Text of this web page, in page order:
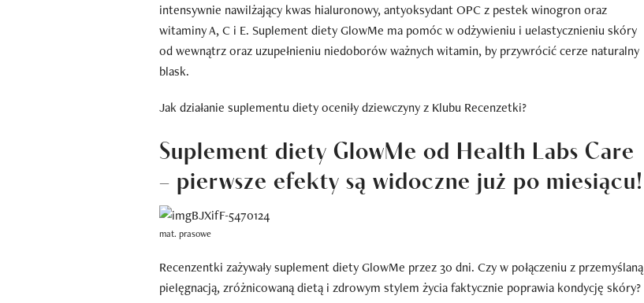
intensywnie nawilżający kwas hialuronowy, antyoksydant OPC z pestek winogron oraz
witaminy A, C i E. Suplement diety GlowMe ma pomóc w odżywieniu i uelastycznieniu skóry
od wewnątrz oraz uzupełnieniu niedoborów ważnych witamin, by przywrócić cerze naturalny
blask.
Jak działanie suplementu diety oceniły dziewczyny z Klubu Recenzetki?
Suplement diety GlowMe od Health Labs Care
– pierwsze efekty są widoczne już po miesiącu!
mat. prasowe
Recenzentki zażywały suplement diety GlowMe przez 30 dni. Czy w połączeniu z przemyślaną
pielęgnacją, zróżnicowaną dietą i zdrowym stylem życia faktycznie poprawia kondycję skóry?